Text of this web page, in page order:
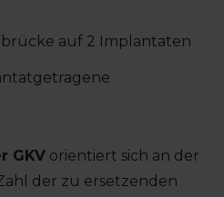
auf 2 Implantaten
GKV orientiert sich an der
der zu ersetzenden